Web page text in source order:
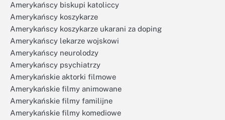
Amerykańscy biskupi katoliccy
Amerykańscy koszykarze
Amerykańscy koszykarze ukarani za doping
Amerykańscy lekarze wojskowi
Amerykańscy neurolodzy
Amerykańscy psychiatrzy
Amerykańskie aktorki filmowe
Amerykańskie filmy animowane
Amerykańskie filmy familijne
Amerykańskie filmy komediowe